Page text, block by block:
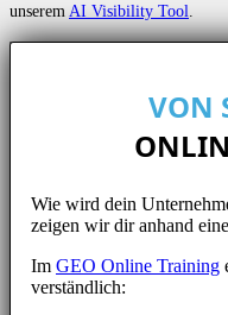
unserem AI Visibility Tool
VON
Wie wird dein
zeigen wir dir anhand
Im GEO Online Training
verständlich: